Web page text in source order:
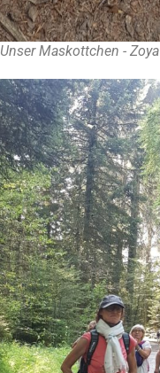
Unser Maskottchen - Zoya